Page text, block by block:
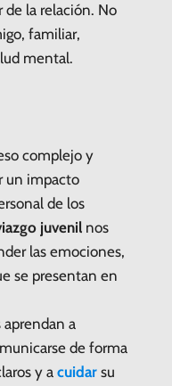
de la relación. No
familiar,
mental.
complejo y
un impacto
de los
juvenil nos
las emociones,
se presentan en
a
de forma
y acuidar su